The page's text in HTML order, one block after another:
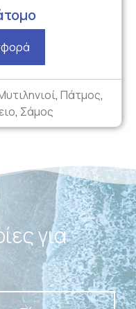
, Πάτμος,
, Σάμος
για